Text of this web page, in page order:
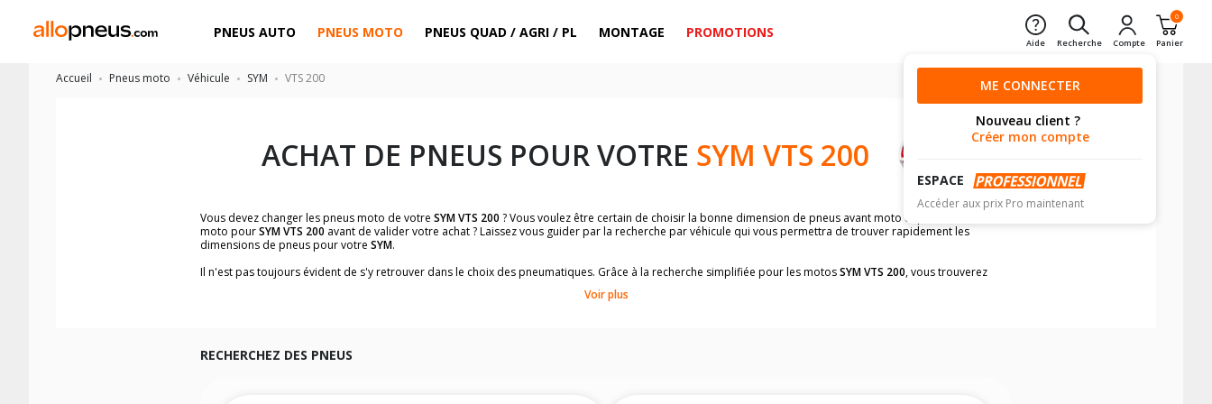
PNEUS AUTO PNEUS MOTO PNEUS QUAD / AGRI / PL MONTAGE PROMOTIONS
Aide Recherche Compte
0
Panier
ME CONNECTER
Nouveau client ?
Créer mon compte
ESPACE
Accéder aux prix Pro maintenant
Accueil Pneus moto Véhicule SYM VTS 200
ACHAT DE PNEUS POUR VOTRE SYM VTS 200
Vous devez changer les pneus moto de votre SYM VTS 200 ? Vous voulez être certain de choisir la bonne dimension de pneus avant moto et pneus arrière
moto pourSYM VTS 200 avant de valider votre achat ? Laissez vous guider par la recherche par véhicule qui vous permettra de trouver rapidement les
dimensions de pneus pour votre SYM.
Il n'est pas toujours évident de s'y retrouver dans le choix des pneumatiques. Grâce à la recherche simplifiée pour les motosSYM VTS 200, vous trouverez
Vous ne savez pas comment trouver les dimensions de vos pneus ? Ces informations sont indiquées sur le flanc des pneumatiques, dans le carnet de bord de
facilement.
Voir plus
RECHERCHEZ DES PNEUS